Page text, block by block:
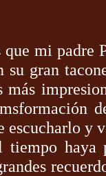
que mi padre
su gran
más
y
haya